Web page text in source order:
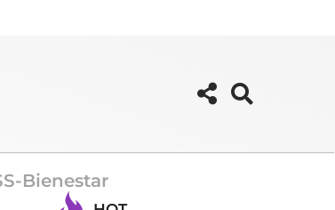
Bienestar